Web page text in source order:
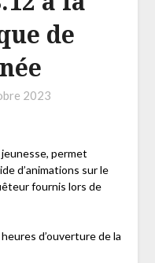
de
2023
jeunesse, permet
d’animations sur le
fournis lors de
d’ouverture de la